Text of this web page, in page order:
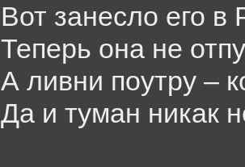
Вот занесло его в
Теперь она не
А ливни поутру –
Да и туман никак